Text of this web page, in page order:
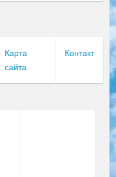
Карта
сайта
Контакт